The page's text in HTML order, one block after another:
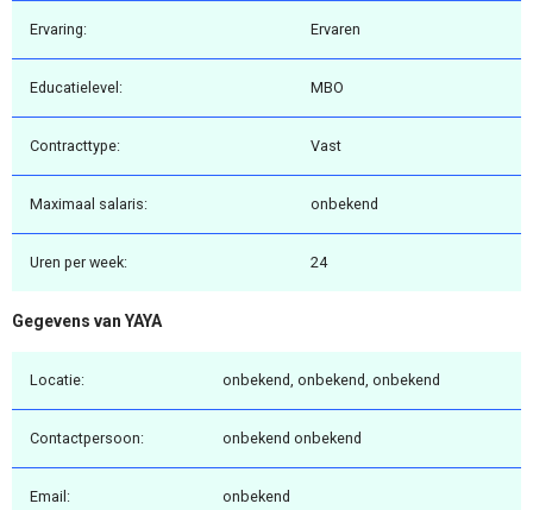
Ervaring: Ervaren
Educatielevel: MBO
Contracttype: Vast
Maximaal salaris: onbekend
Uren per week: 24
Gegevens van YAYA
Locatie: onbekend, onbekend, onbekend
Contactpersoon: onbekend onbekend
Email: onbekend